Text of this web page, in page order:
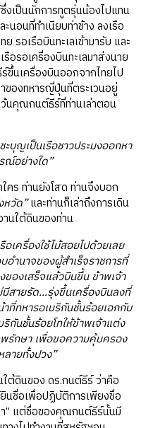
เป็นนักการทูตรุ่นน้องไปแทน
อนที่ทำเนียบท่าช้าง ลงเรือ
รอเรือบินทะเลเข้ามารับ และ
อรอเครื่องบินทะเลมาส่งนาย
ขึ้นเครื่องบินออกจากไทยไป
ของทหารญี่ปุ่นที่ตระเวนอยู่
นคุณกนต์ธีร์ที่ท่านเล่าตอน
บุญเป็นเรือชาวประมงออกหา
ณ์อย่างใด”
คร ท่านยังโสด ท่านจึงบอก
หวัด”และท่านก็เล่าถึงการเดิน
านใต้ดินของท่าน
อเครื่องใช้ไม้สอยไปด้วยเลย
ำนาจของผู้สำเร็จราชการที่
ของเสร็จแล้วบินขึ้น ข้าพเจ้า
สายรัด...รุ่งขึ้นเครื่องบินลงที่
ที่ทหารอเมริกันชั้นร้อยเอกกับ
กันชั้นร้อยโทให้ข้าพเจ้าแต่ง
รักษา เพื่อขอความคุ้มครอง
ายทั้งปวง”
ต้ดินของ ดร.กนต์ธีร์ ว่าคือ
ยินชื่อเพื่อปฏิบัติการเพียงชื่อ
า” แต่ชื่อของคุณกนต์ธีร์นั้นมี